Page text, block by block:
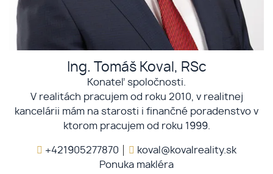
Ing. Tomáš Koval, RSc
Konateľ spoločnosti.
V realitách pracujem od roku 2010, v realitnej
kancelárii mám na starosti i finančné poradenstvo v
ktorom pracujem od roku 1999.
+421905277870
koval@kovalreality.sk
Ponuka makléra